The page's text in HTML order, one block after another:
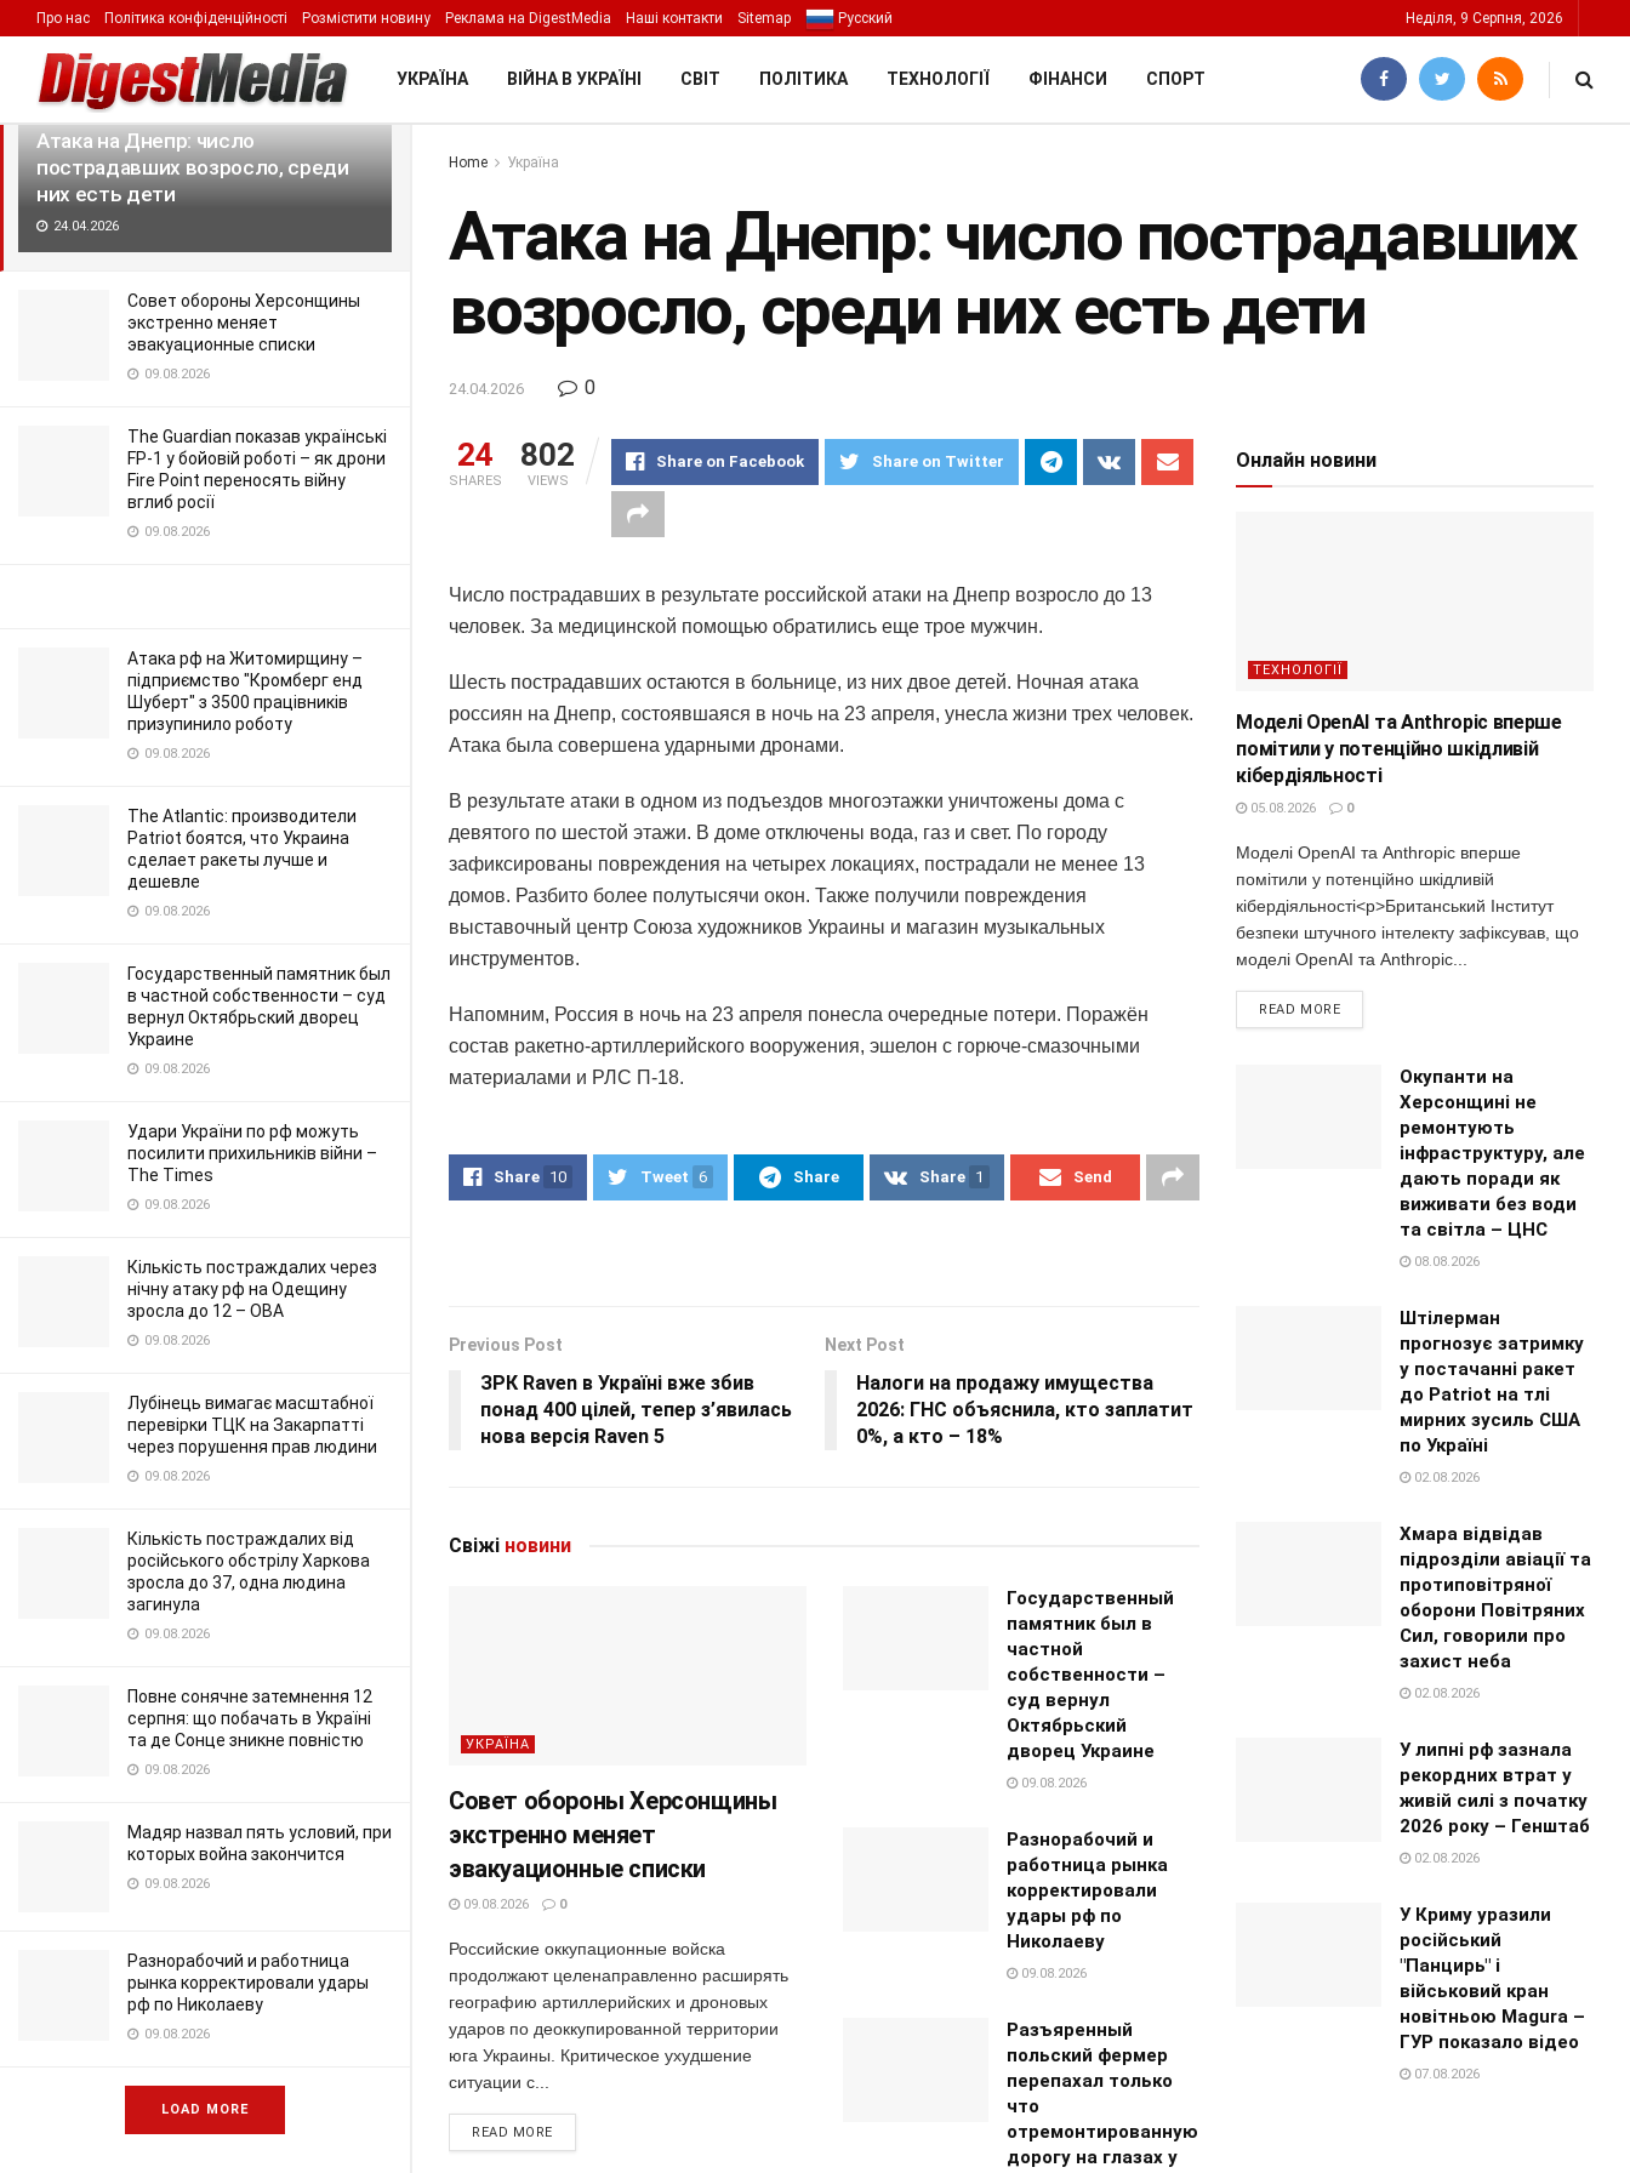
LATEST TRENDING Filter
Атака на Днепр: число
пострадавших возросло, среди
них есть дети
24.04.2026
Совет обороны Херсонщины
экстренно меняет
эвакуационные списки
09.08.2026
The Guardian показав українські
FP-1 у бойовій роботі – як дрони
Fire Point переносять війну
вглиб росії
09.08.2026
Атака рф на Житомирщину –
підприємство "Кромберг енд
Шуберт" з 3500 працівників
призупинило роботу
09.08.2026
The Atlantic: производители
Patriot боятся, что Украина
сделает ракеты лучше и
дешевле
09.08.2026
Государственный памятник был
в частной собственности – суд
вернул Октябрьский дворец
Украине
09.08.2026
Удари України по рф можуть
посилити прихильників війни –
The Times
09.08.2026
Кількість постраждалих через
нічну атаку рф на Одещину
зросла до 12 – ОВА
09.08.2026
Лубінець вимагає масштабної
перевірки ТЦК на Закарпатті
через порушення прав людини
09.08.2026
Кількість постраждалих від
російського обстрілу Харкова
зросла до 37, одна людина
загинула
09.08.2026
Повне сонячне затемнення 12
серпня: що побачать в Україні
та де Сонце зникне повністю
09.08.2026
Мадяр назвал пять условий, при
которых война закончится
09.08.2026
Разнорабочий и работница
рынка корректировали удары
рф по Николаеву
09.08.2026
LOAD MORE
Про нас Політика конфіденційності Розмістити новину Реклама на DigestMedia Наші контакти Sitemap Русский Неділя, 9 Серпня, 2026
УКРАЇНА ВІЙНА В УКРАЇНІ СВІТ ПОЛІТИКА ТЕХНОЛОГІЇ ФІНАНСИ СПОРТ
Home Україна
Атака на Днепр: число пострадавших
возросло, среди них есть дети
24.04.2026 0
24
SHARES
802
VIEWS
Share on Facebook Share on Twitter
Число пострадавших в результате российской атаки на Днепр возросло до 13
человек. За медицинской помощью обратились еще трое мужчин.
Шесть пострадавших остаются в больнице, из них двое детей. Ночная атака
россиян на Днепр, состоявшаяся в ночь на 23 апреля, унесла жизни трех человек.
Атака была совершена ударными дронами.
В результате атаки в одном из подъездов многоэтажки уничтожены дома с
девятого по шестой этажи. В доме отключены вода, газ и свет. По городу
зафиксированы повреждения на четырех локациях, пострадали не менее 13
домов. Разбито более полутысячи окон. Также получили повреждения
выставочный центр Союза художников Украины и магазин музыкальных
инструментов.
Напомним, Россия в ночь на 23 апреля понесла очередные потери. Поражён
состав ракетно-артиллерийского вооружения, эшелон с горюче-смазочными
материалами и РЛС П-18.
Share 10 Tweet 6 Share Share 1 Send
Previous Post
ЗРК Raven в Україні вже збив
понад 400 цілей, тепер з’явилась
нова версія Raven 5
Next Post
Налоги на продажу имущества
2026: ГНС объяснила, кто заплатит
0%, а кто – 18%
Свіжі новини
УКРАЇНА
Совет обороны Херсонщины
экстренно меняет
эвакуационные списки
09.08.2026 0
Российские оккупационные войска
продолжают целенаправленно расширять
географию артиллерийских и дроновых
ударов по деоккупированной территории
юга Украины. Критическое ухудшение
ситуации с...
READ MORE
Государственный
памятник был в
частной
собственности –
суд вернул
Октябрьский
дворец Украине
09.08.2026
Разнорабочий и
работница рынка
корректировали
удары рф по
Николаеву
09.08.2026
Разъяренный
польский фермер
перепахал только
что
отремонтированную
дорогу на глазах у
Онлайн новини
ТЕХНОЛОГІЇ
Моделі OpenAI та Anthropic вперше
помітили у потенційно шкідливій
кібердіяльності
05.08.2026 0
Моделі OpenAI та Anthropic вперше
помітили у потенційно шкідливій
кібердіяльності<p>Британський Інститут
безпеки штучного інтелекту зафіксував, що
моделі OpenAI та Anthropic...
READ MORE
Окупанти на
Херсонщині не
ремонтують
інфраструктуру, але
дають поради як
виживати без води
та світла – ЦНС
08.08.2026
Штілерман
прогнозує затримку
у постачанні ракет
до Patriot на тлі
мирних зусиль США
по Україні
02.08.2026
Хмара відвідав
підрозділи авіації та
протиповітряної
оборони Повітряних
Сил, говорили про
захист неба
02.08.2026
У липні рф зазнала
рекордних втрат у
живій силі з початку
2026 року – Генштаб
02.08.2026
У Криму уразили
російський
"Панцирь" і
військовий кран
новітньою Magura –
ГУР показало відео
07.08.2026